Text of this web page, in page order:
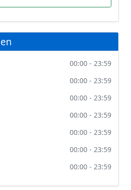
00:00 - 23:59
00:00 - 23:59
00:00 - 23:59
00:00 - 23:59
00:00 - 23:59
00:00 - 23:59
00:00 - 23:59